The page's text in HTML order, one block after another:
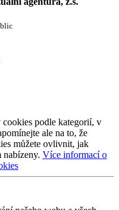
cookies podle kategorií, v
ale na to, že
můžete ovlivnit, jak
Více informací o